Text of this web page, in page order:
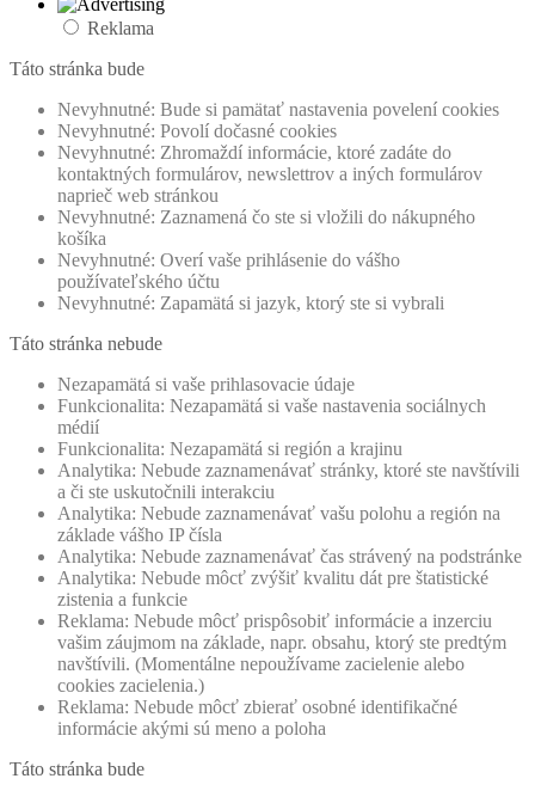
Reklama
Táto stránka bude
Nevyhnutné: Bude si pamätať nastavenia povelení cookies
Nevyhnutné: Povolí dočasné cookies
Nevyhnutné: Zhromaždí informácie, ktoré zadáte do
kontaktných formulárov, newslettrov a iných formulárov
naprieč web stránkou
Nevyhnutné: Zaznamená čo ste si vložili do nákupného
košíka
Nevyhnutné: Overí vaše prihlásenie do vášho
používateľského účtu
Nevyhnutné: Zapamätá si jazyk, ktorý ste si vybrali
Táto stránka nebude
Nezapamätá si vaše prihlasovacie údaje
Funkcionalita: Nezapamätá si vaše nastavenia sociálnych
médií
Funkcionalita: Nezapamätá si región a krajinu
Analytika: Nebude zaznamenávať stránky, ktoré ste navštívili
a či ste uskutočnili interakciu
Analytika: Nebude zaznamenávať vašu polohu a región na
základe vášho IP čísla
Analytika: Nebude zaznamenávať čas strávený na podstránke
Analytika: Nebude môcť zvýšiť kvalitu dát pre štatistické
zistenia a funkcie
Reklama: Nebude môcť prispôsobiť informácie a inzerciu
vašim záujmom na základe, napr. obsahu, ktorý ste predtým
navštívili. (Momentálne nepoužívame zacielenie alebo
cookies zacielenia.)
Reklama: Nebude môcť zbierať osobné identifikačné
informácie akými sú meno a poloha
Táto stránka bude